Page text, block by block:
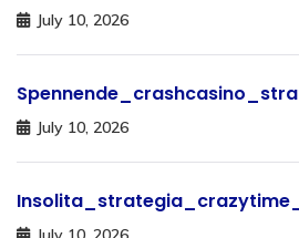
July 10, 2026
July 10, 2026